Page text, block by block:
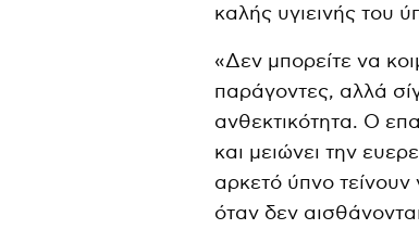
καλής υγιεινής του
«Δεν μπορείτε να
παράγοντες, αλλά
ανθεκτικότητα. Ο
και μειώνει την
αρκετό ύπνο
όταν δεν